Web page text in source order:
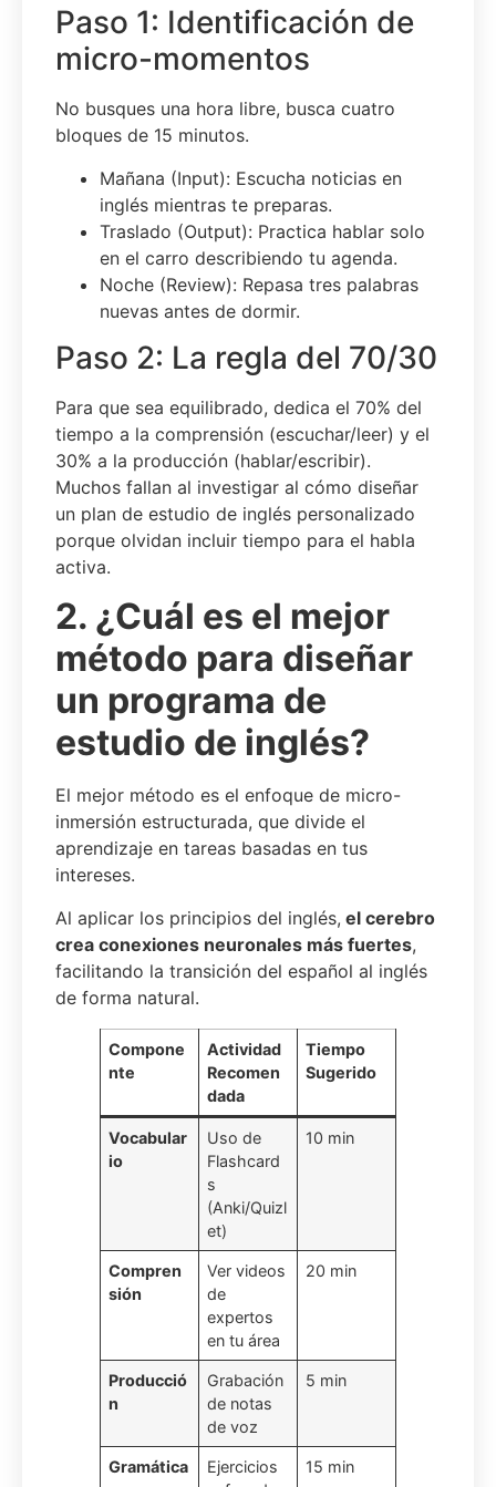
Paso 1: Identificación de
micro-momentos
No busques una hora libre, busca cuatro
bloques de 15 minutos.
Mañana (Input): Escucha noticias en
inglés mientras te preparas.
Traslado (Output): Practica hablar solo
en el carro describiendo tu agenda.
Noche (Review): Repasa tres palabras
nuevas antes de dormir.
Paso 2: La regla del 70/30
Para que sea equilibrado, dedica el 70% del
tiempo a la comprensión (escuchar/leer) y el
30% a la producción (hablar/escribir).
Muchos fallan al investigar al cómo diseñar
un plan de estudio de inglés personalizado
porque olvidan incluir tiempo para el habla
activa.
2. ¿Cuál es el mejor
método para diseñar
un programa de
estudio de inglés?
El mejor método es el enfoque de micro-
inmersión estructurada, que divide el
aprendizaje en tareas basadas en tus
intereses.
Al aplicar los principios del inglés, el cerebro
crea conexiones neuronales más fuertes,
facilitando la transición del español al inglés
de forma natural.
Compone
nte
Actividad
Recomen
dada
Tiempo
Sugerido
Vocabular
io
Uso de
Flashcard
s
(Anki/Quizl
et)
10 min
Compren
sión
Ver videos
de
expertos
en tu área
20 min
Producció
n
Grabación
de notas
de voz
5 min
Gramática
Ejercicios
15 min